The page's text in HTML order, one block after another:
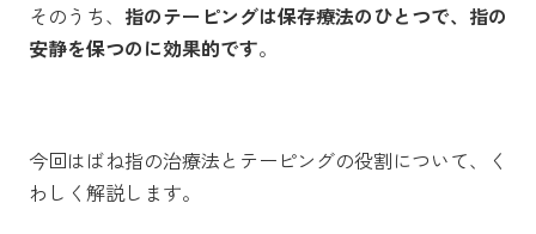
そのうち、 指のテーピングは保存療法のひとつで、指の
安静を保つのに効果的です。
今回はばね指の治療法とテーピングの役割について、く
わしく解説します。